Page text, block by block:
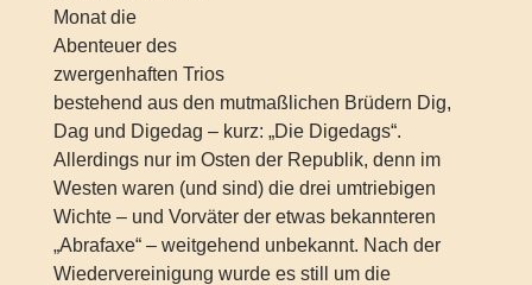
Monat die
Abenteuer des
zwergenhaften Trios
bestehend aus den mutmaßlichen Brüdern Dig,
Dag und Digedag – kurz: „Die Digedags“.
Allerdings nur im Osten der Republik, denn im
Westen waren (und sind) die drei umtriebigen
Wichte – und Vorväter der etwas bekannteren
„Abrafaxe“ – weitgehend unbekannt. Nach der
Wiedervereinigung wurde es still um die